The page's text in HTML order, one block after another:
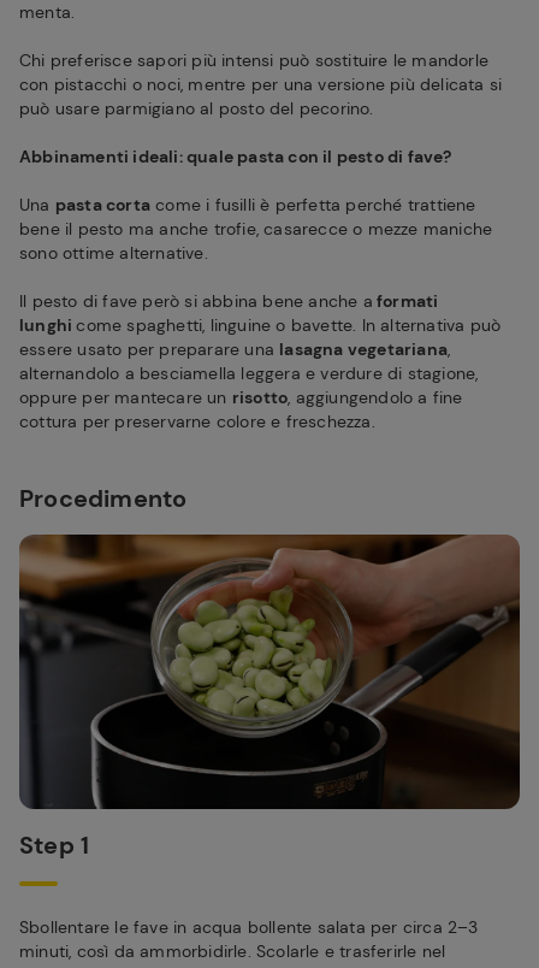
menta.
Chi preferisce sapori più intensi può sostituire le mandorle
con pistacchi o noci, mentre per una versione più delicata si
può usare parmigiano al posto del pecorino.
Abbinamenti ideali: quale pasta con il pesto di fave?
Una pasta corta come i fusilli è perfetta perché trattiene
bene il pesto ma anche trofie, casarecce o mezze maniche
sono ottime alternative.
Il pesto di fave però si abbina bene anche a formati
lunghicome spaghetti, linguine o bavette. In alternativa può
essere usato per preparare una lasagna vegetariana,
alternandolo a besciamella leggera e verdure di stagione,
oppure per mantecare un risotto, aggiungendolo a fine
cottura per preservarne colore e freschezza.
Procedimento
Step 1
Sbollentare le fave in acqua bollente salata per circa 2–3
minuti, così da ammorbidirle. Scolarle e trasferirle nel